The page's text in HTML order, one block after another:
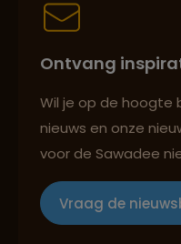
Groepsreizen
Ontvang
Wil je op de hoogte
nieuws en onze
voor de Sawadee
Vraag de